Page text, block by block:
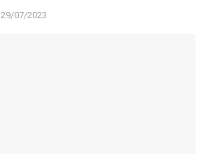
29/07/2023